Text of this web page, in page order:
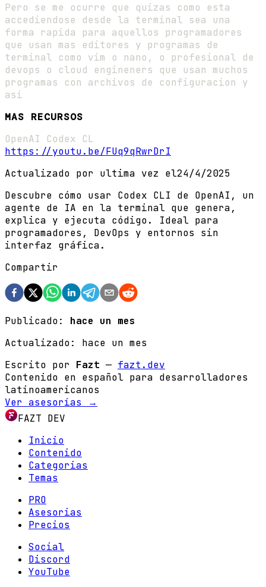
Pero se me ocurre que quizas como esta
accediendose desde la terminal sea una
forma rapida para aquellos programadores
que usan mas editores y programas de
terminal como vim o nano, o profesional de
devops o cloud engineners que usan muchos
programas con archivos de configuracion y
asi
MAS RECURSOS
OpenAI Codex CL
https://youtu.be/FUq9qRwrDrI
Actualizado por ultima vez el24/4/2025
Descubre cómo usar Codex CLI de OpenAI, un
agente de IA en la terminal que genera,
explica y ejecuta código. Ideal para
programadores, DevOps y entornos sin
interfaz gráfica.
Compartir
Publicado:
hace un mes
Actualizado: hace un mes
Escrito por Fazt — fazt.dev
Contenido en español para desarrolladores
latinoamericanos
Ver asesorías →
FAZT DEV
Inicio
Contenido
Categorias
Temas
PRO
Asesorias
Precios
Social
Discord
YouTube